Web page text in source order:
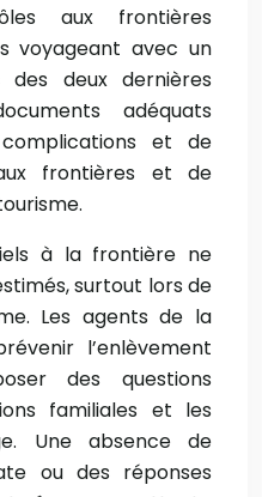
aux frontières
voyageant avec un
deux dernières
adéquats
et de
frontières et de
à la frontière ne
surtout lors de
Les agents de la
l’enlèvement
des questions
familiales et les
Une absence de
ou des réponses